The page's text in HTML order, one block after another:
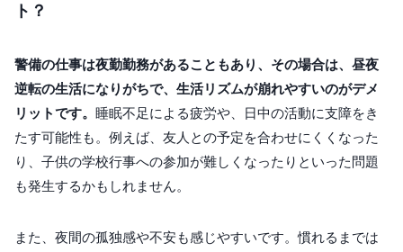
ト？
警備の仕事は夜勤勤務があることもあり、その場合は、昼夜
逆転の生活になりがちで、生活リズムが崩れやすいのがデメ
リットです。 睡眠不足による疲労や、日中の活動に支障をき
たす可能性も。例えば、友人との予定を合わせにくくなった
り、子供の学校行事への参加が難しくなったりといった問題
も発生するかもしれません。
また、夜間の孤独感や不安も感じやすいです。慣れるまでは